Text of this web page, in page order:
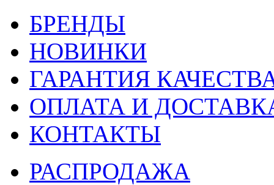
БРЕНДЫ
НОВИНКИ
ГАРАНТИЯ
ОПЛАТА И
КОНТАКТЫ
РАСПРОДАЖА